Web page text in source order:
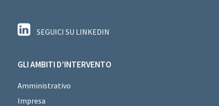
SEGUICI SU LINKEDIN
GLI AMBITI D’INTERVENTO
Amministrativo
Impresa